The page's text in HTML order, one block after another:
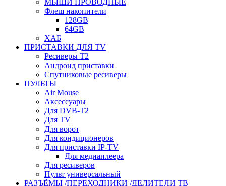
МЫШИ ПРОВОДНЫЕ
Флеш накопители
128GB
64GB
ХАБ
ПРИСТАВКИ ДЛЯ TV
Ресиверы Т2
Андроид приставки
Спутниковые ресиверы
ПУЛЬТЫ
Air Mouse
Аксессуары
Для DVB-T2
Для TV
Для ворот
Для кондиционеров
Для приставки IP-TV
Для медиаплеера
Для ресиверов
Пульт универсальный
РАЗЪЁМЫ /ПЕРЕХОДНИКИ /ДЕЛИТЕЛИ ТВ